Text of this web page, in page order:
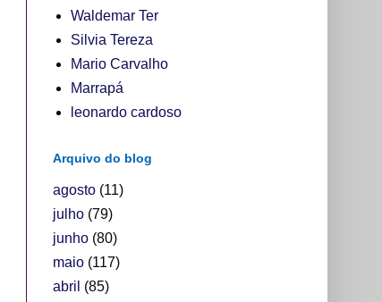
Waldemar Ter
Silvia Tereza
Mario Carvalho
Marrapá
leonardo cardoso
Arquivo do blog
agosto(11)
julho(79)
junho(80)
maio(117)
abril (85)